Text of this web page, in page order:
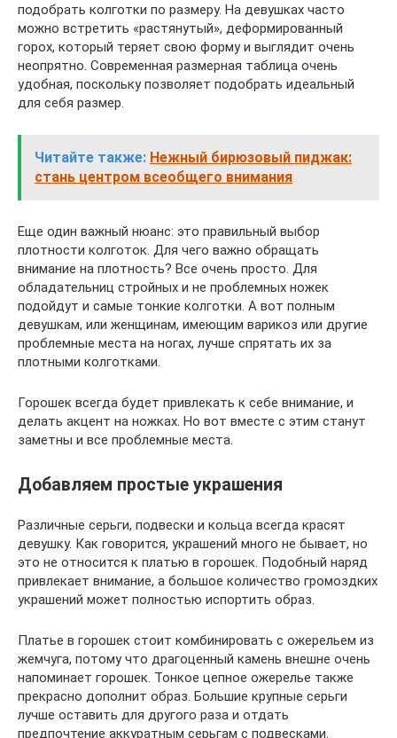
подобрать колготки по размеру. На девушках часто
можно встретить «растянутый», деформированный
горох, который теряет свою форму и выглядит очень
неопрятно. Современная размерная таблица очень
удобная, поскольку позволяет подобрать идеальный
для себя размер.
Читайте также: Нежный бирюзовый пиджак:
стань центром всеобщего внимания
Еще один важный нюанс: это правильный выбор
плотности колготок. Для чего важно обращать
внимание на плотность? Все очень просто. Для
обладательниц стройных и не проблемных ножек
подойдут и самые тонкие колготки. А вот полным
девушкам, или женщинам, имеющим варикоз или другие
проблемные места на ногах, лучше спрятать их за
плотными колготками.
Горошек всегда будет привлекать к себе внимание, и
делать акцент на ножках. Но вот вместе с этим станут
заметны и все проблемные места.
Добавляем простые украшения
Различные серьги, подвески и кольца всегда красят
девушку. Как говорится, украшений много не бывает, но
это не относится к платью в горошек. Подобный наряд
привлекает внимание, а большое количество громоздких
украшений может полностью испортить образ.
Платье в горошек стоит комбинировать с ожерельем из
жемчуга, потому что драгоценный камень внешне очень
напоминает горошек. Тонкое цепное ожерелье также
прекрасно дополнит образ. Большие крупные серьги
лучше оставить для другого раза и отдать
предпочтение аккуратным серьгам с подвесками.